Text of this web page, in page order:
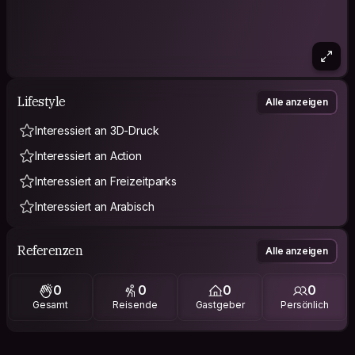
Lifestyle Alle anzeigen
Interessiert an 3D-Druck
Interessiert an Action
Interessiert an Freizeitparks
Interessiert an Arabisch
Referenzen Alle anzeigen
0
Gesamt
0
Reisende
0
Gastgeber
0
Persönlich